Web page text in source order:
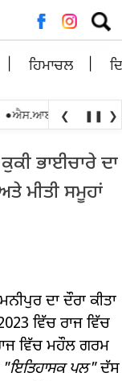
ਲਈ
ਖੋਜ:
ਹਿਮਾਚਲ
ਇੰਟਰ
❮ ❚❚ ❯
ਭਾਈਚਾਰੇ ਦਾ
ਮੀਤੀ ਸਮੂਹਾਂ
ਦਾ ਦੌਰਾ ਕੀਤਾ
ਵਿੱਚ ਰਾਜ ਵਿੱਚ
ਵਿੱਚ ਮਹੌਲ ਗਰਮ
"ਇਤਿਹਾਸਕ ਪਲ"ਦੱਸ